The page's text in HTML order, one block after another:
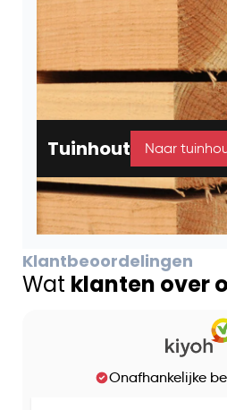
Tuinhout Naar
Klantbeoordelingen
Wat klanten over
Onafhankelijke